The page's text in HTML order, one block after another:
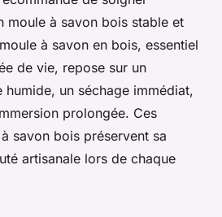
moule à savon bois stable et
à savon en bois, essentiel
de vie, repose sur un
humide, un séchage immédiat,
prolongée. Ces
savon bois préservent sa
artisanale lors de chaque